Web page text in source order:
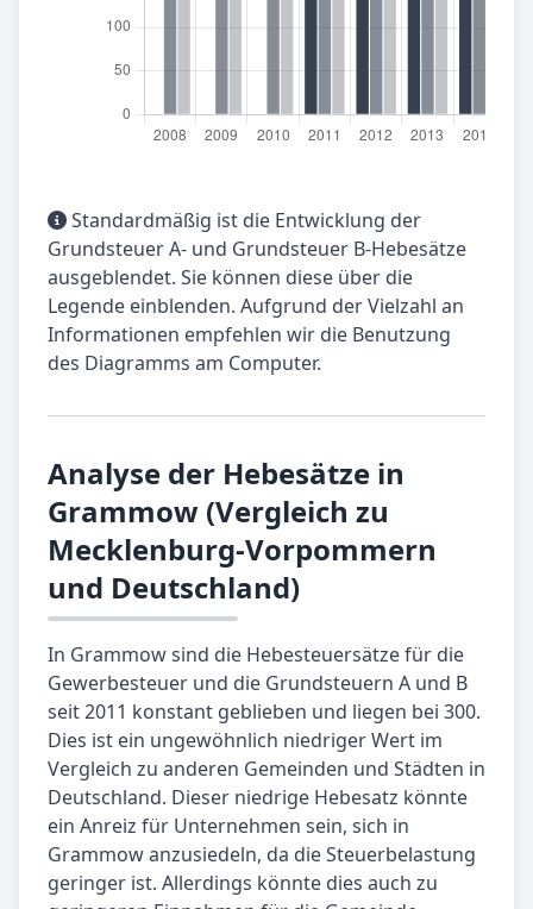
Standardmäßig ist die Entwicklung der
Grundsteuer A- und Grundsteuer B-Hebesätze
ausgeblendet. Sie können diese über die
Legende einblenden. Aufgrund der Vielzahl an
Informationen empfehlen wir die Benutzung
des Diagramms am Computer.
Analyse der Hebesätze in
Grammow (Vergleich zu
Mecklenburg-Vorpommern
und Deutschland)
In Grammow sind die Hebesteuersätze für die
Gewerbesteuer und die Grundsteuern A und B
seit 2011 konstant geblieben und liegen bei 300.
Dies ist ein ungewöhnlich niedriger Wert im
Vergleich zu anderen Gemeinden und Städten in
Deutschland. Dieser niedrige Hebesatz könnte
ein Anreiz für Unternehmen sein, sich in
Grammow anzusiedeln, da die Steuerbelastung
geringer ist. Allerdings könnte dies auch zu